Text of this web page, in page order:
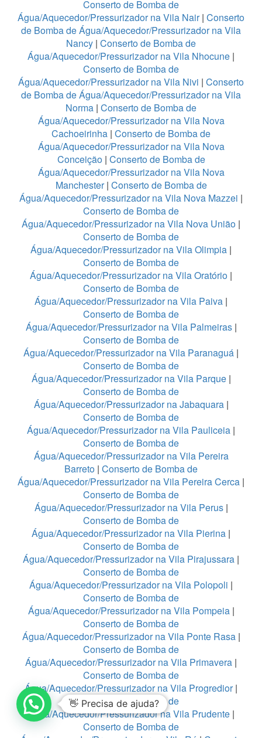
Conserto de Bomba de
Água/Aquecedor/Pressurizador na Vila Nair| Conserto
de Bomba de Água/Aquecedor/Pressurizador na Vila
Nancy | Conserto de Bomba de
Água/Aquecedor/Pressurizador na Vila Nhocune |
Conserto de Bomba de
Água/Aquecedor/Pressurizador na Vila Nivi | Conserto
de Bomba de Água/Aquecedor/Pressurizador na Vila
Norma | Conserto de Bomba de
Água/Aquecedor/Pressurizador na Vila Nova
Cachoeirinha | Conserto de Bomba de
Água/Aquecedor/Pressurizador na Vila Nova
Conceição| Conserto de Bomba de
Água/Aquecedor/Pressurizador na Vila Nova
Manchester| Conserto de Bomba de
Água/Aquecedor/Pressurizador na Vila Nova Mazzei |
Conserto de Bomba de
Água/Aquecedor/Pressurizador na Vila Nova União |
Conserto de Bomba de
Água/Aquecedor/Pressurizador na Vila Olimpia |
Conserto de Bomba de
Água/Aquecedor/Pressurizador na Vila Oratório |
Conserto de Bomba de
Água/Aquecedor/Pressurizador na Vila Paiva |
Conserto de Bomba de
Água/Aquecedor/Pressurizador na Vila Palmeiras|
Conserto de Bomba de
Água/Aquecedor/Pressurizador na Vila Paranaguá |
Conserto de Bomba de
Água/Aquecedor/Pressurizador na Vila Parque|
Conserto de Bomba de
Água/Aquecedor/Pressurizador na Jabaquara|
Conserto de Bomba de
Água/Aquecedor/Pressurizador na Vila Pauliceia |
Conserto de Bomba de
Água/Aquecedor/Pressurizador na Vila Pereira
Barreto | Conserto de Bomba de
Água/Aquecedor/Pressurizador na Vila Pereira Cerca |
Conserto de Bomba de
Água/Aquecedor/Pressurizador na Vila Perus|
Conserto de Bomba de
Água/Aquecedor/Pressurizador na Vila Pierina |
Conserto de Bomba de
Água/Aquecedor/Pressurizador na Vila Pirajussara |
Conserto de Bomba de
Água/Aquecedor/Pressurizador na Vila Polopoli |
Conserto de Bomba de
Água/Aquecedor/Pressurizador na Vila Pompeia|
Conserto de Bomba de
Água/Aquecedor/Pressurizador na Vila Ponte Rasa|
Conserto de Bomba de
Água/Aquecedor/Pressurizador na Vila Primavera |
Conserto de Bomba de
Água/Aquecedor/Pressurizador na Vila Progredior|
Conserto de Bomba de
Água/Aquecedor/Pressurizador na Vila Prudente |
Conserto de Bomba de
👋 Precisa de ajuda?